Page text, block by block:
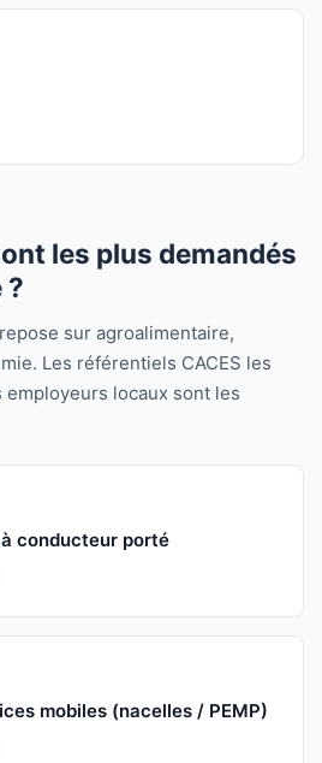
les plus demandés
?
sur agroalimentaire,
Les référentiels CACES les
locaux sont les
conducteur porté
mobiles (nacelles / PEMP)